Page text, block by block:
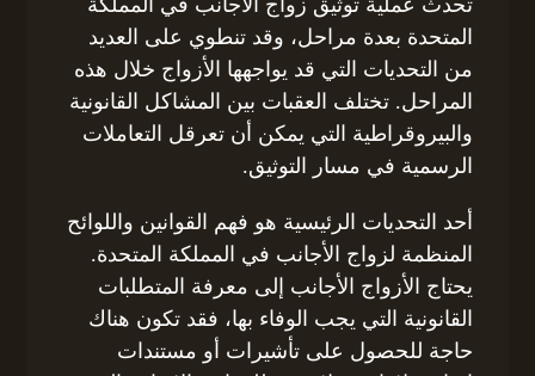
تحدث عملية توثيق زواج الأجانب في المملكة
المتحدة بعدة مراحل، وقد تنطوي على العديد
من التحديات التي قد يواجهها الأزواج خلال هذه
المراحل. تختلف العقبات بين المشاكل القانونية
والبيروقراطية التي يمكن أن تعرقل التعاملات
الرسمية في مسار التوثيق.
أحد التحديات الرئيسية هو فهم القوانين واللوائح
المنظمة لزواج الأجانب في المملكة المتحدة.
يحتاج الأزواج الأجانب إلى معرفة المتطلبات
القانونية التي يجب الوفاء بها، فقد تكون هناك
حاجة للحصول على تأشيرات أو مستندات